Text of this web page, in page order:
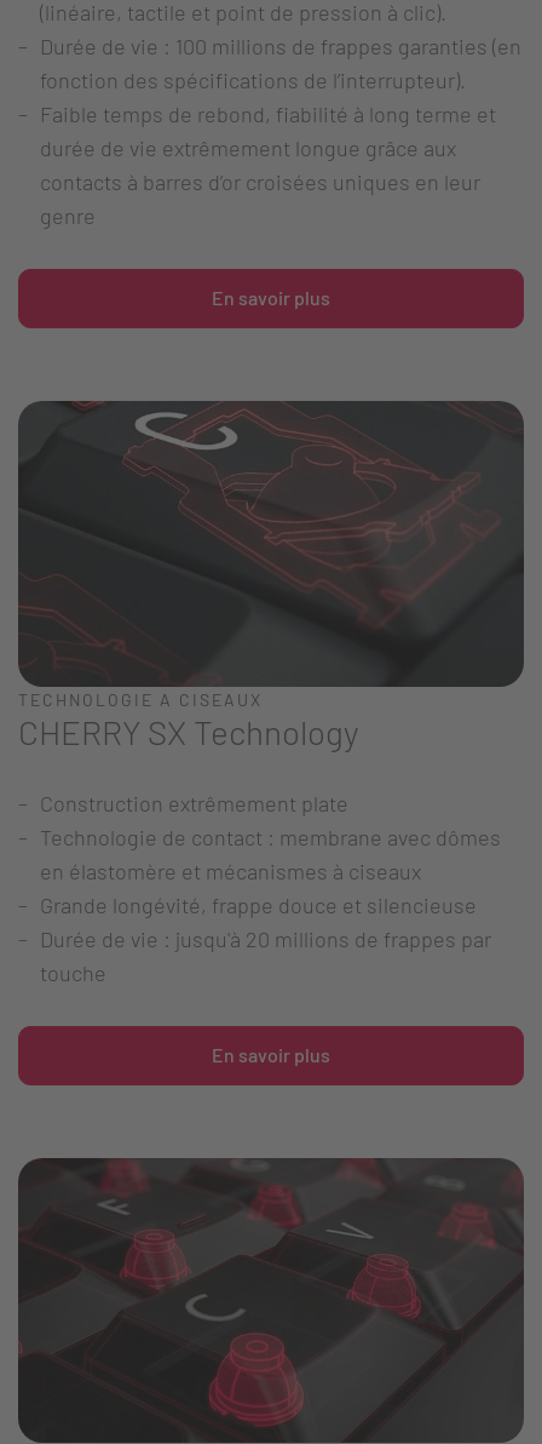
(linéaire, tactile et point de pression à clic).
Durée de vie : 100 millions de frappes garanties (en
fonction des spécifications de l’interrupteur).
Faible temps de rebond, fiabilité à long terme et
durée de vie extrêmement longue grâce aux
contacts à barres d’or croisées uniques en leur
genre
En savoir plus
TECHNOLOGIE A CISEAUX
CHERRY SX Technology
Construction extrêmement plate
Technologie de contact : membrane avec dômes
en élastomère et mécanismes à ciseaux
Grande longévité, frappe douce et silencieuse
Durée de vie : jusqu'à 20 millions de frappes par
touche
En savoir plus